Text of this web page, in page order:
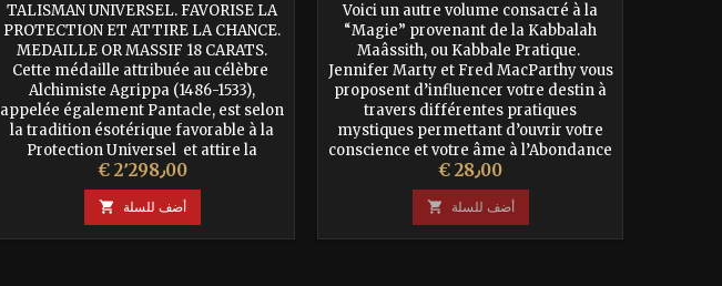
TALISMAN UNIVERSEL. FAVORISE LA
PROTECTION ET ATTIRE LA CHANCE.
MEDAILLE OR MASSIF 18 CARATS.
Cette médaille attribuée au célèbre
Alchimiste Agrippa (1486-1533),
appelée également Pantacle, est selon
la tradition ésotérique favorable à la
Protection Universel et attire la
Chance. Au niveau Symbolique elle
représente un homme protégé par
une étoile...
السعر € 2٬298٫00
 أضف للسلة
Voici un autre volume consacré à la
“Magie” provenant de la Kabbalah
Maâssith, ou Kabbale Pratique.
Jennifer Marty et Fred MacParthy vous
proposent d’influencer votre destin à
travers différentes pratiques
mystiques permettant d’ouvrir votre
conscience et votre âme à l’Abondance
Divine qui circule à travers toutes les
choses crées. Les bases...
السعر€ 28٫00
 أضف للسلة